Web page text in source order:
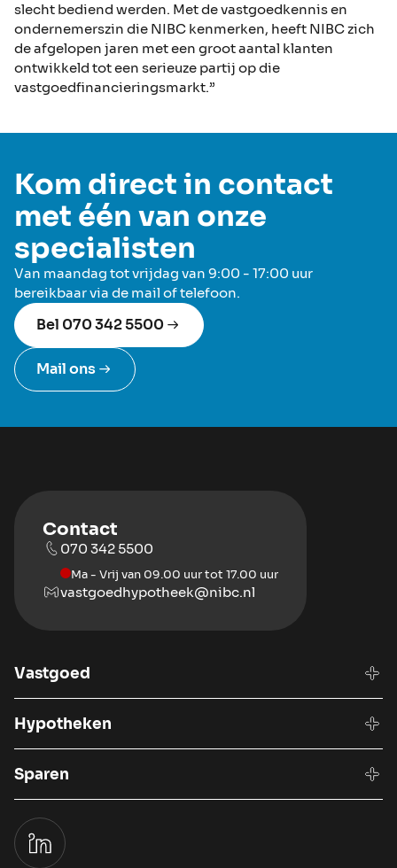
slecht bediend werden. Met de vastgoedkennis en
ondernemerszin die NIBC kenmerken, heeft NIBC zich
de afgelopen jaren met een groot aantal klanten
ontwikkeld tot een serieuze partij op die
vastgoedfinancieringsmarkt.”
Kom direct in contact
met één van onze
specialisten
Van maandag tot vrijdag van 9:00 - 17:00 uur
bereikbaar via de mail of telefoon.
Bel 070 342 5500
Mail ons
Contact
070 342 5500
Ma - Vrij van 09.00 uur tot 17.00 uur
vastgoedhypotheek@nibc.nl
Vastgoed
Hypotheken
Sparen